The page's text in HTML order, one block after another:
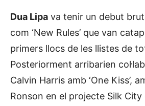
Dua Lipa va tenir un debut
com ‘New Rules’ que van
primers llocs de les llistes de
Posteriorment arribarien
Calvin Harris amb ‘One Kiss’,
Ronson en el projecte Silk City